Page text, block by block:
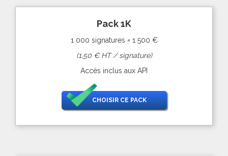
Pack 1K
1 000 signatures = 1 500 €
(1,50 € HT / signature)
Accès inclus aux API
CHOISIR CE PACK